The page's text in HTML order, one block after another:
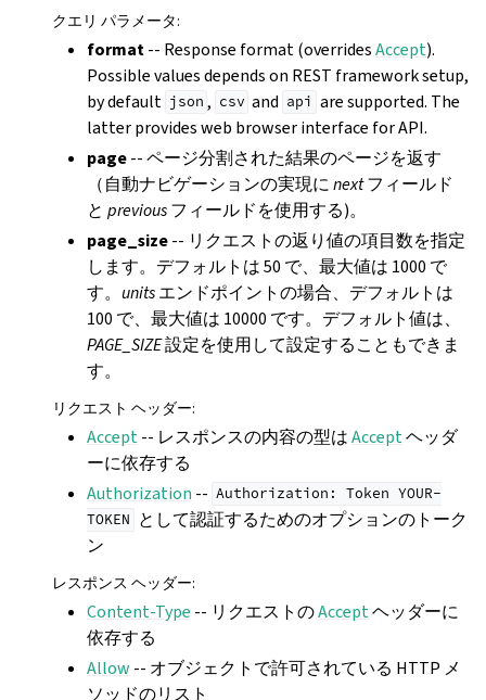
navigation of 導入方法
クエリ パラメータ:
format-- Response format (overridesAccept).
Possible values depends on REST framework setup,
by default json , csv and api are supported. The
latter provides web browser interface for API.
page-- ページ分割された結果のページを返す
（自動ナビゲーションの実現にnextフィールド
と previousフィールドを使用する)。
page_size-- リクエストの返り値の項目数を指定
します。デフォルトは 50 で、最大値は 1000 で
す。 unitsエンドポイントの場合、デフォルトは
100 で、最大値は 10000 です。デフォルト値は、
PAGE_SIZE設定を使用して設定することもできま
す。
リクエスト ヘッダー:
Accept-- レスポンスの内容の型はAcceptヘッダ
ーに依存する
Authorization -- Authorization: Token YOUR-
TOKEN として認証するためのオプションのトーク
ン
レスポンス ヘッダー:
Content-Type -- リクエストのAcceptヘッダーに
依存する
Allow -- オブジェクトで許可されている HTTP メ
ソッドのリスト